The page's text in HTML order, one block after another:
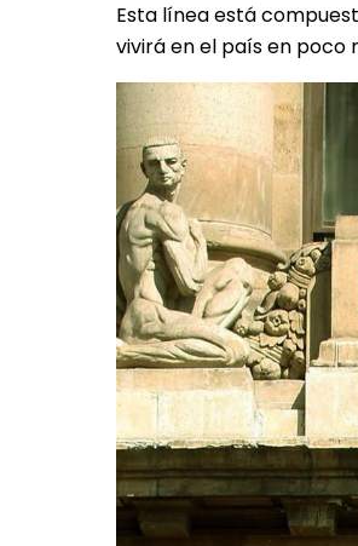
Esta línea está
vivirá en el país en poco